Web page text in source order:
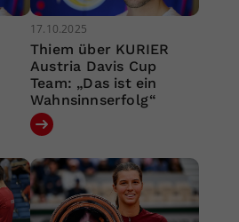
17.10.2025
Thiem über KURIER
Austria Davis Cup
Team: „Das ist ein
Wahnsinnserfolg“